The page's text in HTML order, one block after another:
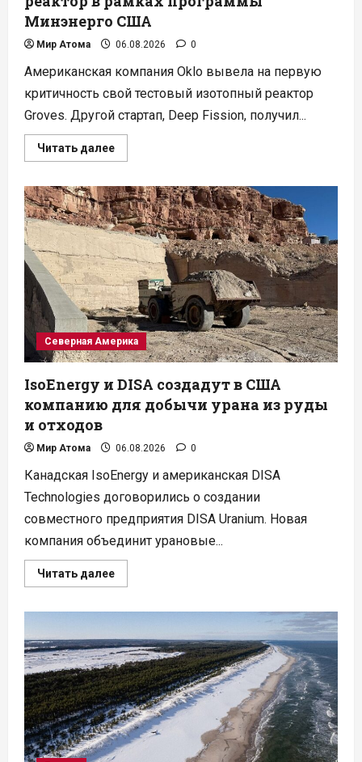
Минэнерго США
Мир Атома 06.08.2026 0
Американская компания Oklo вывела на первую
критичность свой тестовый изотопный реактор
Groves. Другой стартап, Deep Fission, получил...
Читать далееПрочитать
больше
Oklo
запустил
тестовый
реактор
в
рамках
программы
Минэнерго
США
Северная Америка
IsoEnergy и DISA создадут в США
компанию для добычи урана из руды
и отходов
Мир Атома 06.08.2026 0
Канадская IsoEnergy и американская DISA
Technologies договорились о создании
совместного предприятия DISA Uranium. Новая
компания объединит урановые...
Читать далееПрочитать
больше
создадут
в
США
компанию
для
добычи
урана
из
руды
и
отходов